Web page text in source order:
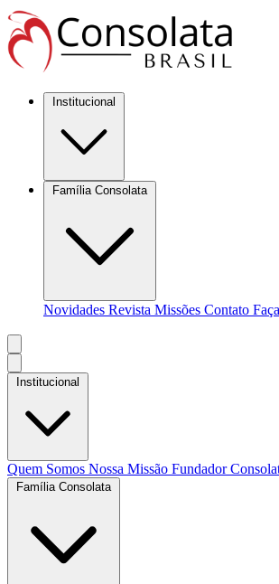
Institucional
Família Consolata
Novidades Revista Missões Contato
Institucional
Quem Somos Nossa Missão Fundador
Família Consolata